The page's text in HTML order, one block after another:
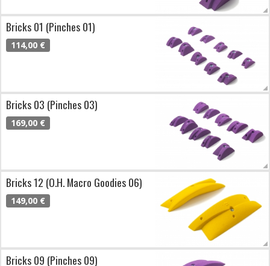
Bricks 01 (Pinches 01)
114,00 €
Bricks 03 (Pinches 03)
169,00 €
Bricks 12 (O.H. Macro Goodies 06)
149,00 €
Bricks 09 (Pinches 09)